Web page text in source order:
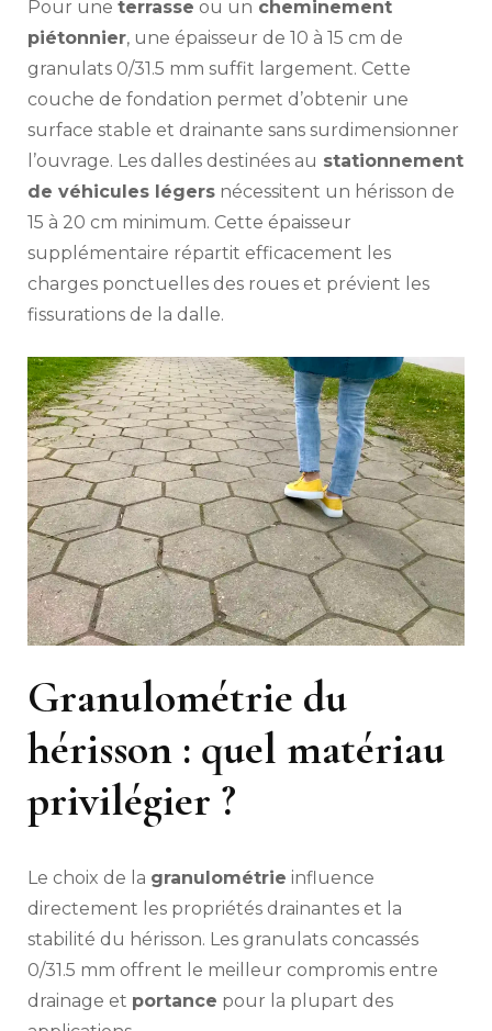
Pour une terrasse ou un cheminement
piétonnier, une épaisseur de 10 à 15 cm de
granulats 0/31.5 mm suffit largement. Cette
couche de fondation permet d’obtenir une
surface stable et drainante sans surdimensionner
l’ouvrage. Les dalles destinées au stationnement
de véhicules légers nécessitent un hérisson de
15 à 20 cm minimum. Cette épaisseur
supplémentaire répartit efficacement les
charges ponctuelles des roues et prévient les
fissurations de la dalle.
Granulométrie du
hérisson : quel matériau
privilégier ?
Le choix de la granulométrie influence
directement les propriétés drainantes et la
stabilité du hérisson. Les granulats concassés
0/31.5 mm offrent le meilleur compromis entre
drainage et portance pour la plupart des